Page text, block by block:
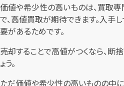
価値や希少性の高いものは、買取専
で、高値買取が期待できます。入手
要があるためです。
売却することで高値がつくなら、断
ょう。
ただ価値や希少性の高いものの中